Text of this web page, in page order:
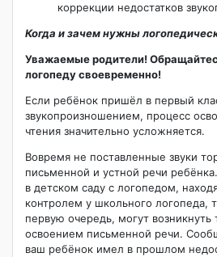
коррекции недостатков
Когда и зачем нужны
Уважаемые родители!
логопеду своевременно!
Если ребёнок пришёл в первый
звукопроизношением, процесс
чтения значительно усложняется.
Вовремя не поставленные звуки
письменной и устной речи
в детском саду с логопедом,
контролем у школьного логопеда,
первую очередь, могут возникнуть
освоением письменной речи.
ваш ребёнок имел в прошлом